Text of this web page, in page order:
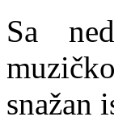
Sa
snažan